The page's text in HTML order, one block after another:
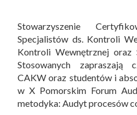
Stowarzyszenie
Specjalistów ds. Kontroli
Kontroli Wewnętrznej oraz
Stosowanych zapraszają
CAKW oraz studentów i
w X Pomorskim Forum
metodyka: Audyt procesów